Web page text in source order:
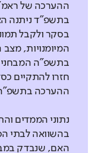
ההערכה של
בתשפ"ד ניתנה
בסקר ולקבל
המיומנויות,
בתשפ"ה
חזרו להתקיים
ההערכה
נתוני הממדים
בהשוואה לבתי
האם, שנבדק